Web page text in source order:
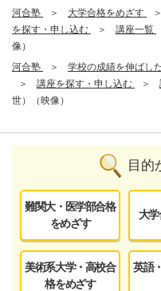
河合塾
大学合格をめざす
を探す・申し込む
講座一覧
像）
河合塾
学校の成績を伸ばし
講座を探す・申し込む
世）（映像）
目的
難関大・医学部合格
をめざす
大
美術系大学・高校合
格をめざす
英語